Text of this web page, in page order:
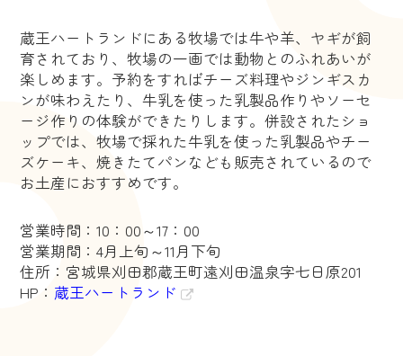
蔵王ハートランドにある牧場では牛や羊、ヤギが飼
育されており、牧場の一画では動物とのふれあいが
楽しめます。予約をすればチーズ料理やジンギスカ
ンが味わえたり、牛乳を使った乳製品作りやソーセ
ージ作りの体験ができたりします。併設されたショ
ップでは、牧場で採れた牛乳を使った乳製品やチー
ズケーキ、焼きたてパンなども販売されているので
お土産におすすめです。
営業時間：10：00～17：00
営業期間：4月上旬～11月下旬
住所：宮城県刈田郡蔵王町遠刈田温泉字七日原201
HP： 蔵王ハートランド